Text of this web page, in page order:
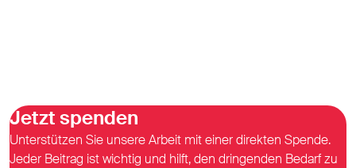
Jetzt spenden
Unterstützen Sie unsere Arbeit mit einer direkten Spende.
Jeder Beitrag ist wichtig und hilft, den dringenden Bedarf zu